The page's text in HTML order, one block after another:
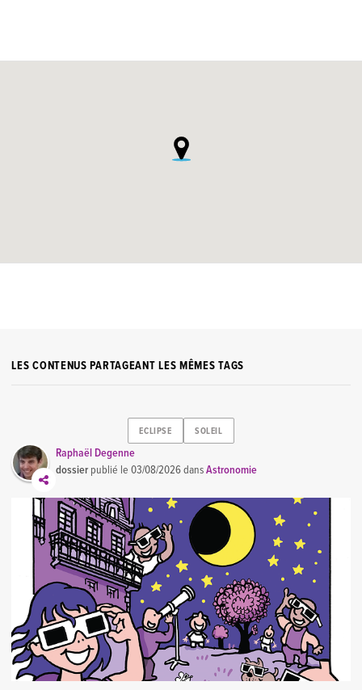
LES CONTENUS PARTAGEANT LES MÊMES TAGS
ECLIPSE SOLEIL
Raphaël Degenne
dossier publié le03/08/2026dansAstronomie